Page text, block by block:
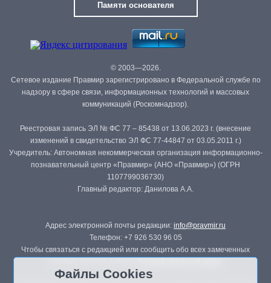
Памяти основателя
© 2003—2026.
Сетевое издание Правмир зарегистрировано в Федеральной службе по
надзору в сфере связи, информационных технологий и массовых
коммуникаций (Роскомнадзор).
Реестровая запись ЭЛ № ФС 77 – 85438 от 13.06.2023 г. (внесение
изменений в свидетельство ЭЛ ФС 77-44847 от 03.05.2011 г.)
Учредитель: Автономная некоммерческая организация информационно-
познавательный центр «Правмир» (АНО «Правмир») (ОГРН
1107799036730)
Главный редактор: Данилова А.А.
Адрес электронной почты редакции: info@pravmir.ru
Телефон: +7 926 530 96 05
Чтобы связаться с редакцией или сообщить обо всех замеченных
Файлы Cookies